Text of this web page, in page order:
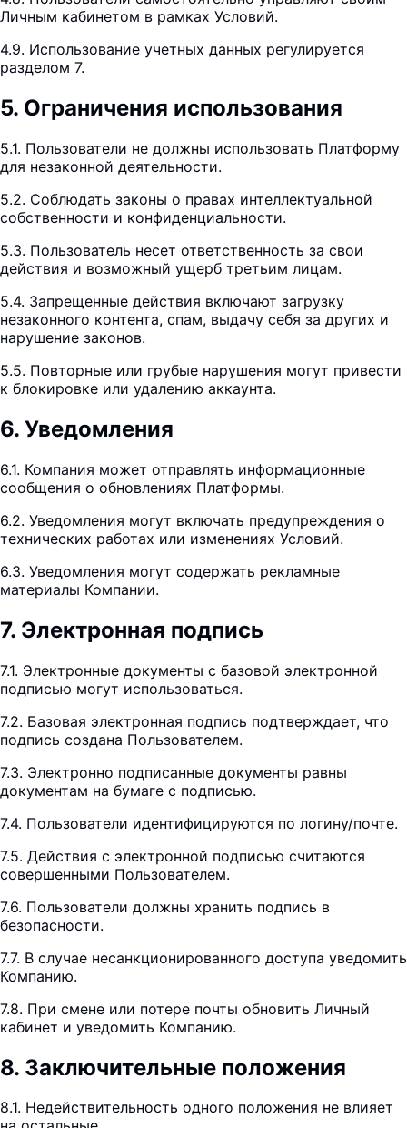
Личным кабинетом в рамках Условий.
4.9. Использование учетных данных регулируется
разделом 7.
5. Ограничения использования
5.1. Пользователи не должны использовать Платформу
для незаконной деятельности.
5.2. Соблюдать законы о правах интеллектуальной
собственности и конфиденциальности.
5.3. Пользователь несет ответственность за свои
действия и возможный ущерб третьим лицам.
5.4. Запрещенные действия включают загрузку
незаконного контента, спам, выдачу себя за других и
нарушение законов.
5.5. Повторные или грубые нарушения могут привести
к блокировке или удалению аккаунта.
6. Уведомления
6.1. Компания может отправлять информационные
сообщения о обновлениях Платформы.
6.2. Уведомления могут включать предупреждения о
технических работах или изменениях Условий.
6.3. Уведомления могут содержать рекламные
материалы Компании.
7. Электронная подпись
7.1. Электронные документы с базовой электронной
подписью могут использоваться.
7.2. Базовая электронная подпись подтверждает, что
подпись создана Пользователем.
7.3. Электронно подписанные документы равны
документам на бумаге с подписью.
7.4. Пользователи идентифицируются по логину/почте.
7.5. Действия с электронной подписью считаются
совершенными Пользователем.
7.6. Пользователи должны хранить подпись в
безопасности.
7.7. В случае несанкционированного доступа уведомить
Компанию.
7.8. При смене или потере почты обновить Личный
кабинет и уведомить Компанию.
8. Заключительные положения
8.1. Недействительность одного положения не влияет